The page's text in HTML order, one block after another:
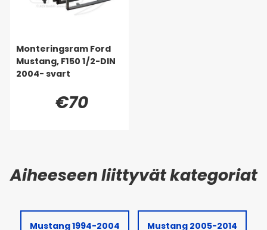
Monteringsram Ford
Mustang, F150 1/2-DIN
2004- svart
€70
Mustang 1994-2004 Mustang 2005-2014